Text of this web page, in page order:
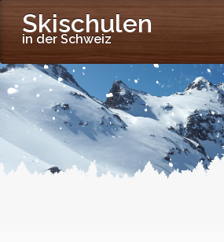
Skischulen
in der Schweiz